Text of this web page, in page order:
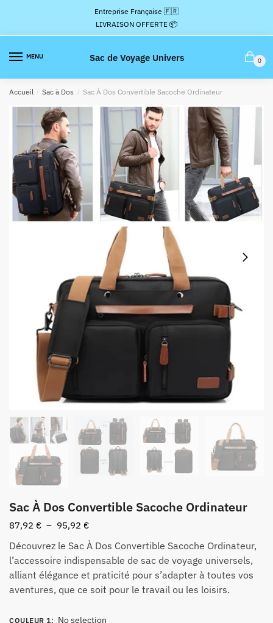
la
navigation
contenu
Entreprise Française 🇫🇷
LIVRAISON OFFERTE 📦
MENU Sac de Voyage Univers 0
Accueil / Sac à Dos / Sac À Dos Convertible Sacoche Ordinateur
Sac À Dos Convertible Sacoche Ordinateur
87,92 € – 95,92 €Plage
de
prix :
87,92 €
à
95,92 €
Découvrez le Sac À Dos Convertible Sacoche Ordinateur,
l’accessoire indispensable de sac de voyage universels,
alliant élégance et praticité pour s’adapter à toutes vos
aventures, que ce soit pour le travail ou les loisirs.
COULEUR 1: No selection